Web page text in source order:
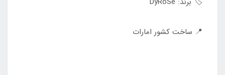
📍 ساخت کشور امارات